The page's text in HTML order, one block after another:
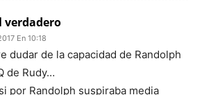
verdadero
En 10:18
dudar de la capacidad de Randolph
de Rudy…
por Randolph suspiraba media